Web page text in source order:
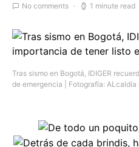
No comments 1 minute read
Tras sismo en Bogotá, IDIGER
de emergencia | Fotografía: ALcaldía